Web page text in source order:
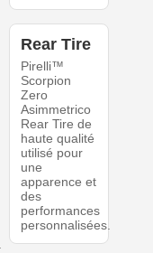
Rear Tire
Pirelli™
Scorpion
Zero
Asimmetrico
Rear Tire de
haute qualité
utilisé pour
une
apparence et
des
performances
personnalisées.